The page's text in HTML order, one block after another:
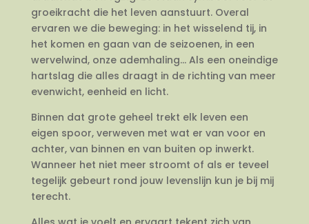
groeikracht die het leven aanstuurt. Overal
ervaren we die beweging: in het wisselend tij, in
het komen en gaan van de seizoenen, in een
wervelwind, onze ademhaling… Als een oneindige
hartslag die alles draagt in de richting van meer
evenwicht, eenheid en licht.
Binnen dat grote geheel trekt elk leven een
eigen spoor, verweven met wat er van voor en
achter, van binnen en van buiten op inwerkt.
Wanneer het niet meer stroomt of als er teveel
tegelijk gebeurt rond jouw levenslijn kun je bij mij
terecht.